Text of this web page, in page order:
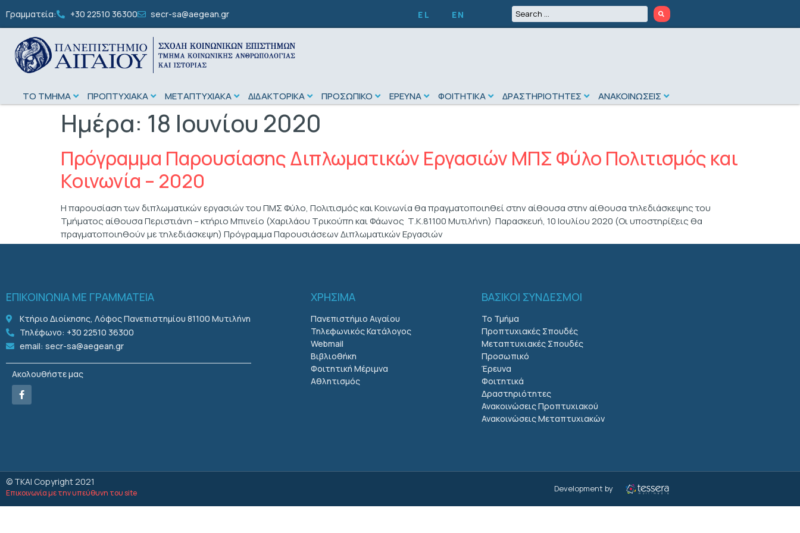
Γραμματεία: +30 22510 36300 secr-sa@aegean.gr EL EN
ΤΟ ΤΜΗΜΑ ΠΡΟΠΤΥΧΙΑΚΑ ΜΕΤΑΠΤΥΧΙΑΚΑ ΔΙΔΑΚΤΟΡΙΚΑ ΠΡΟΣΩΠΙΚΟ ΕΡΕΥΝΑ ΦΟΙΤΗΤΙΚΑ ΔΡΑΣΤΗΡΙΟΤΗΤΕΣ ΑΝΑΚΟΙΝΩΣΕΙΣ
Ημέρα: 18 Ιουνίου 2020
Πρόγραμμα Παρουσίασης Διπλωματικών Εργασιών ΜΠΣ Φύλο Πολιτισμός και
Κοινωνία – 2020
Η παρουσίαση των διπλωματικών εργασιών του ΠΜΣ Φύλο, Πολιτισμός και Κοινωνία θα πραγματοποιηθεί στην αίθουσα στην αίθουσα τηλεδιάσκεψης του
Τμήματος αίθουσα Περιστιάνη – κτήριο Μπινείο (Χαριλάου Τρικούπη και Φάωνος Τ.Κ.81100 Μυτιλήνη) Παρασκευή, 10 Ιουλίου 2020 (Οι υποστηρίξεις θα
πραγματοποιηθούν με τηλεδιάσκεψη) Πρόγραμμα Παρουσιάσεων Διπλωματικών Εργασιών
ΕΠΙΚΟΙΝΩΝΙΑ ΜΕ ΓΡΑΜΜΑΤΕΙΑ
Κτήριο Διοίκησης, Λόφος Πανεπιστημίου 81100 Μυτιλήνη
Τηλέφωνο: +30 22510 36300
email: secr-sa@aegean.gr
Ακολουθήστε μας
ΧΡΗΣΙΜΑ
Πανεπιστήμιο Αιγαίου
Τηλεφωνικός Κατάλογος
Webmail
Βιβλιοθήκη
Φοιτητική Μέριμνα
Αθλητισμός
ΒΑΣΙΚΟΙ ΣΥΝΔΕΣΜΟΙ
Το Τμήμα
Προπτυχιακές Σπουδές
Μεταπτυχιακές Σπουδές
Προσωπικό
Έρευνα
Φοιτητικά
Δραστηριότητες
Ανακοινώσεις Προπτυχιακού
Ανακοινώσεις Μεταπτυχιακών
© ΤΚΑΙ Copyright 2021
Επικοινωνία με την υπεύθυνη του site Development by